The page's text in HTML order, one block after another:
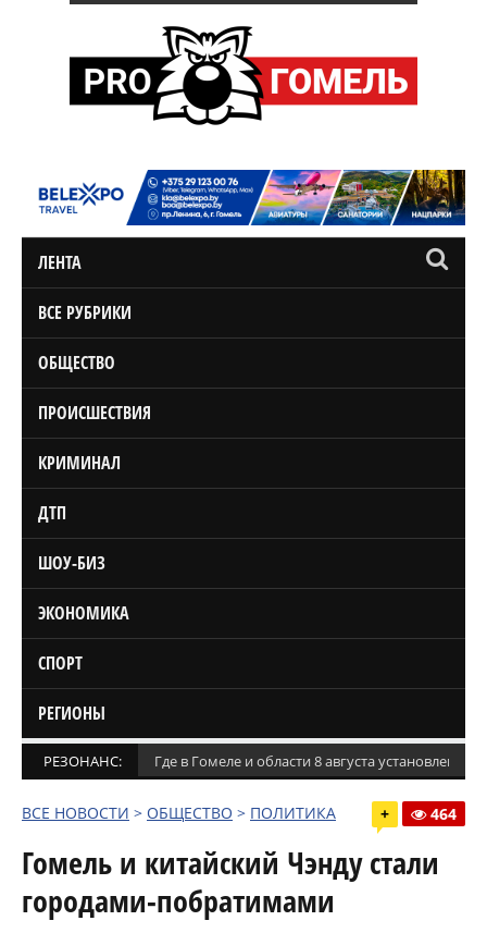
ЛЕНТА
ВСЕ РУБРИКИ
ОБЩЕСТВО
ПРОИСШЕСТВИЯ
КРИМИНАЛ
ДТП
ШОУ-БИЗ
ЭКОНОМИКА
СПОРТ
РЕГИОНЫ
РЕЗОНАНС: Где в Гомеле и области 8 августа установлены
ВСЕ НОВОСТИ > ОБЩЕСТВО > ПОЛИТИКА + 464
Гомель и китайский Чэнду стали
городами-побратимами